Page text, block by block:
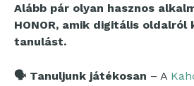
Alább pár olyan hasznos
HONOR, amik digitális oldalról
tanulást.
🗣 Tanuljunk játékosan – A